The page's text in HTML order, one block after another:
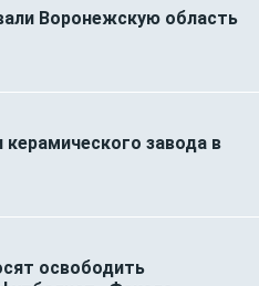
Воронежскую область
завода в
освободить